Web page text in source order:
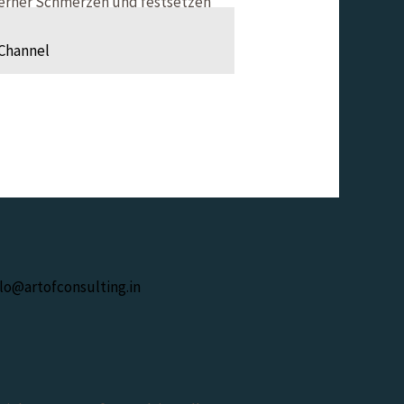
bekämpfen. Dieses
der Medikamente (10). Dein